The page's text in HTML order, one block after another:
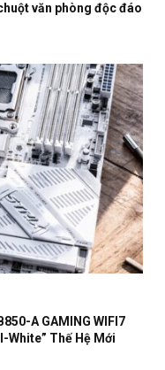
văn phòng độc đáo
A GAMING WIFI7
White” Thế Hệ Mới